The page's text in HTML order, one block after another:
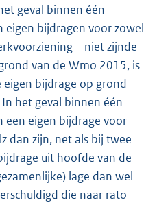
geval binnen één
eigen bijdragen voor zowel
– niet zijnde
van de Wmo 2015, is
bijdrage op grond
het geval binnen één
een eigen bijdrage voor
dan zijn, net als bij twee
uit hoofde van de
lage dan wel
die naar rato